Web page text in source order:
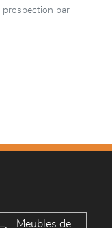
prospection par
Meubles de